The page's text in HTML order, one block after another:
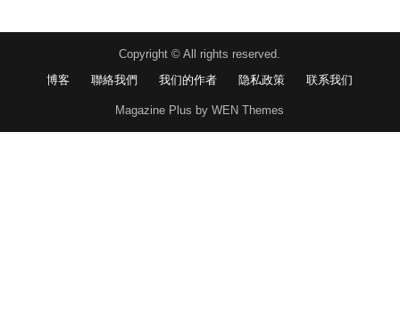
Copyright © All rights reserved.
博客
聯絡我們 我们的作者 隐私政策 联系我们
Magazine Plus by WEN Themes